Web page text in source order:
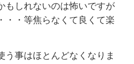
もしれないのは怖いですが
・・等焦らなくて良くて楽
う事はほとんどなくなりま